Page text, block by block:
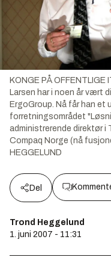
KONGE PÅ
Larsen har i noen år vært
ErgoGroup. Nå får han et
forretningsområdet
administrerende direktør i
Compaq Norge (nå
HEGGELUND
Del
Trond Heggelund
1. juni 2007 - 11:31